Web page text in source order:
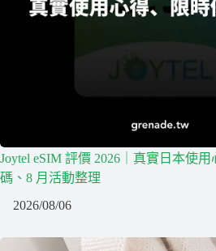
Joytel eSIM 評價 2026｜真實日本使
碼、8 月活動整理
2026/08/06